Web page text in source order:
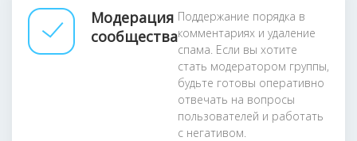
Модерация
сообщества
Поддержание порядка в
комментариях и удаление
спама. Если вы хотите
стать модератором группы,
будьте готовы оперативно
отвечать на вопросы
пользователей и работать
с негативом.